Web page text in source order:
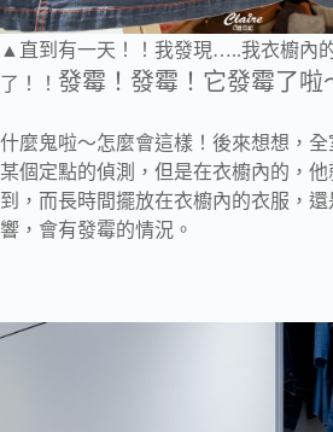
▲直到有一天！！我發現…..我衣櫥內
了！！ 發霉！發霉！它發霉了啦
什麼鬼啦～怎麼會這樣！後來想想，全
某個定點的偵測，但是在衣櫥內的，
到，而長時間擺放在衣櫥內的衣服，
響，會有發霉的情況。